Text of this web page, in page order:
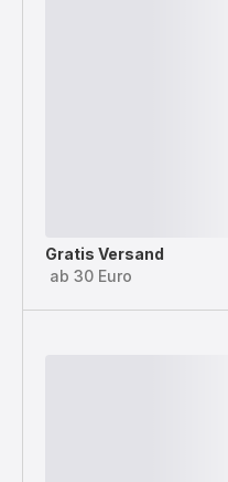
Gratis Versand
ab 30 Euro